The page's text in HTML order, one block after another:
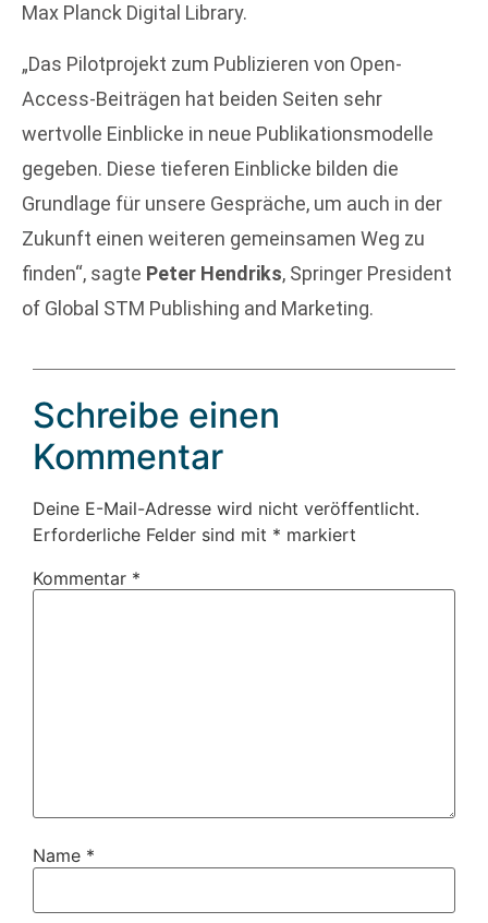
Max Planck Digital Library.
„Das Pilotprojekt zum Publizieren von Open-
Access-Beiträgen hat beiden Seiten sehr
wertvolle Einblicke in neue Publikationsmodelle
gegeben. Diese tieferen Einblicke bilden die
Grundlage für unsere Gespräche, um auch in der
Zukunft einen weiteren gemeinsamen Weg zu
finden“, sagte Peter Hendriks, Springer President
of Global STM Publishing and Marketing.
Schreibe einen
Kommentar
Deine E-Mail-Adresse wird nicht veröffentlicht.
Erforderliche Felder sind mit * markiert
Kommentar *
Name *